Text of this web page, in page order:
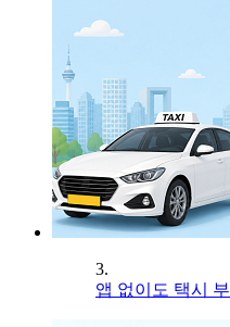
3.
앱 없이도 택시